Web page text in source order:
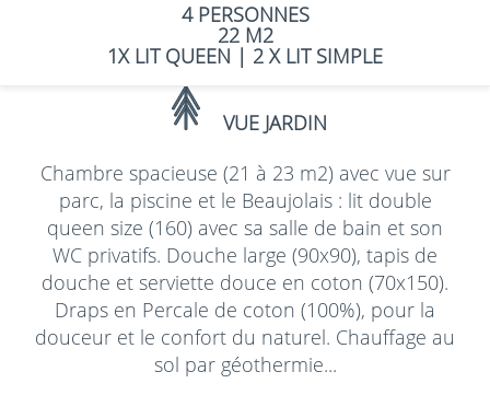
4 PERSONNES
22 M2
1X LIT QUEEN | 2 X LIT SIMPLE
VUE JARDIN
Chambre spacieuse (21 à 23 m2) avec vue sur
parc, la piscine et le Beaujolais : lit double
queen size (160) avec sa salle de bain et son
WC privatifs. Douche large (90x90), tapis de
douche et serviette douce en coton (70x150).
Draps en Percale de coton (100%), pour la
douceur et le confort du naturel. Chauffage au
sol par géothermie...